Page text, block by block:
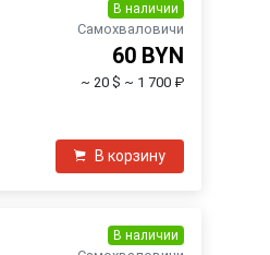
В наличии
Самохваловичи
60 BYN
~ 20 $ ~ 1 700 ₽
В корзину
В наличии